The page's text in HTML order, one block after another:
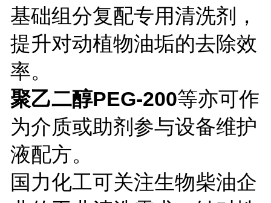
基础组分复配专用清洗剂，
提升对动植物油垢的去除效
率。
聚乙二醇PEG-200等亦可作
为介质或助剂参与设备维护
液配方。
国力化工可关注生物柴油企